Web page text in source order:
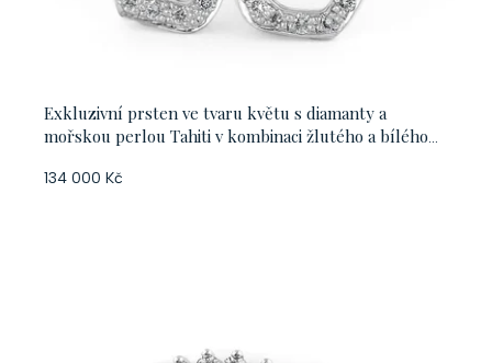
Exkluzivní prsten ve tvaru květu s diamanty a
mořskou perlou Tahiti v kombinaci žlutého a bílého
134 000 Kč